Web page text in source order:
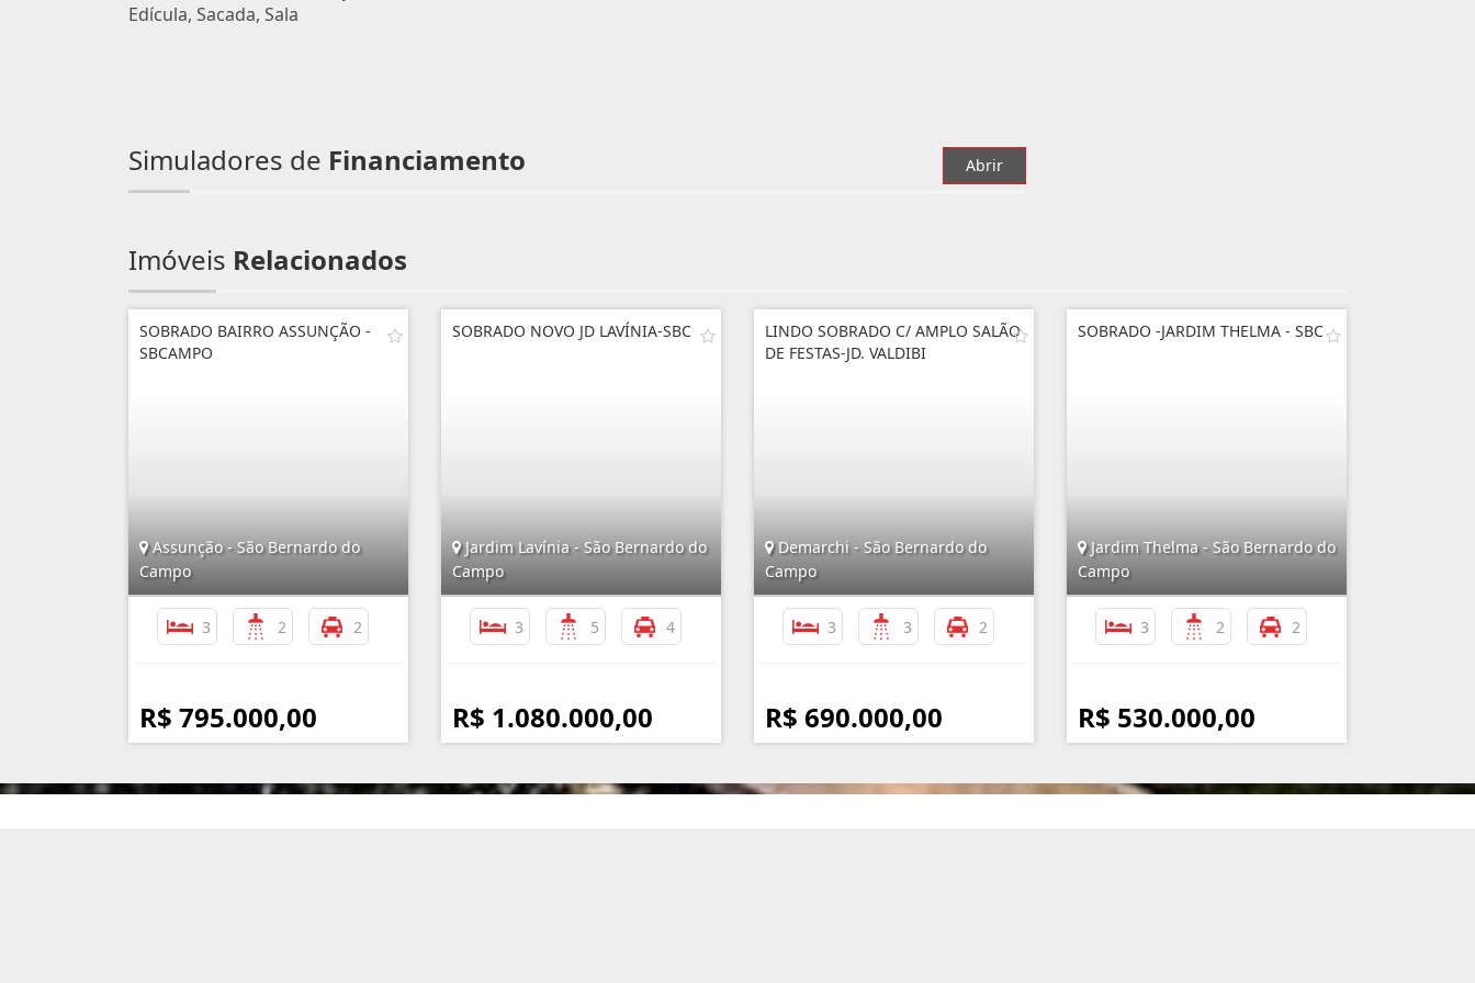
Edícula, Sacada, Sala
Simuladores de Financiamento Abrir
Imóveis Relacionados
SOBRADO BAIRRO ASSUNÇÃO -
SBCAMPO
Assunção - São Bernardo do
Campo
3 2 2
R$ 795.000,00
SOBRADO NOVO JD LAVÍNIA-SBC
Jardim Lavínia - São Bernardo do
Campo
3 5 4
R$ 1.080.000,00
LINDO SOBRADO C/ AMPLO SALÃO
DE FESTAS-JD. VALDIBI
Demarchi - São Bernardo do
Campo
3 3 2
R$ 690.000,00
SOBRADO -JARDIM THELMA - SBC
Jardim Thelma - São Bernardo do
Campo
3 2 2
R$ 530.000,00